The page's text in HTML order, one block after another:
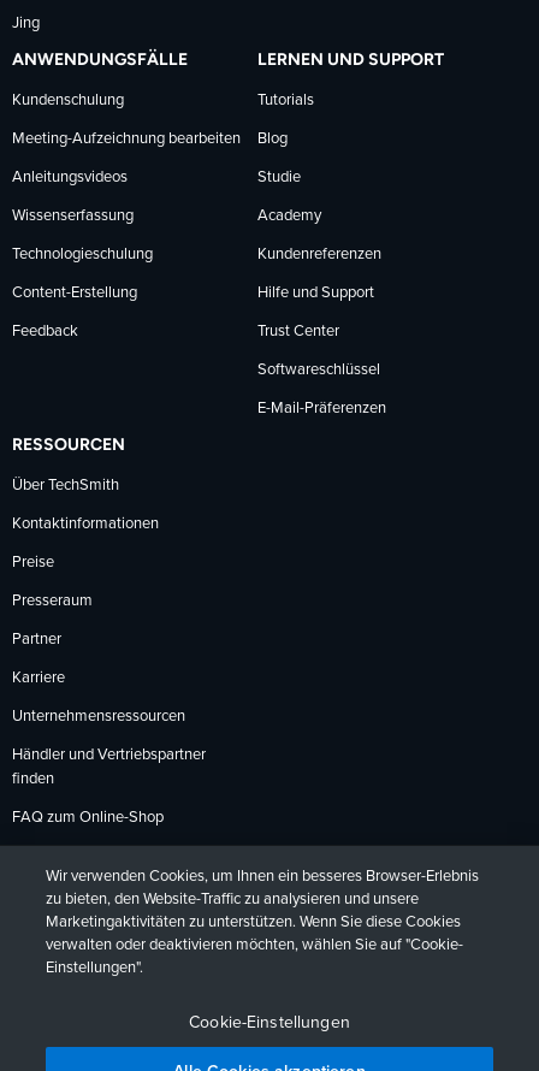
Jing
ANWENDUNGSFÄLLE
Kundenschulung
Meeting-Aufzeichnung bearbeiten
Anleitungsvideos
Wissenserfassung
Technologieschulung
Content-Erstellung
Feedback
LERNEN UND SUPPORT
Tutorials
Blog
Studie
Academy
Kundenreferenzen
Hilfe und Support
Trust Center
Softwareschlüssel
E-Mail-Präferenzen
RESSOURCEN
Über TechSmith
Kontaktinformationen
Preise
Presseraum
Partner
Karriere
Unternehmensressourcen
Händler und Vertriebspartner
finden
FAQ zum Online-Shop
Rückgabebedingungen
DeutschFrançaisEspañol日本語
Wir verwenden Cookies, um Ihnen ein besseres Browser-Erlebnis
zu bieten, den Website-Traffic zu analysieren und unsere
Marketingaktivitäten zu unterstützen. Wenn Sie diese Cookies
verwalten oder deaktivieren möchten, wählen Sie auf "Cookie-
Einstellungen".
Cookie-Einstellungen